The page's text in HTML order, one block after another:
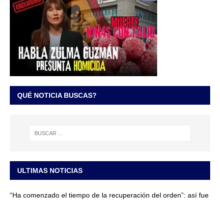
QUÉ NOTICIA BUSCAS?
ULTIMAS NOTICIAS
“Ha comenzado el tiempo de la recuperación del orden”: así fue